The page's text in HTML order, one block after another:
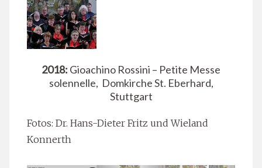
2018: Gioachino Rossini – Petite Messe
solennelle, Domkirche St. Eberhard,
Stuttgart
Fotos: Dr. Hans-Dieter Fritz und Wieland
Konnerth